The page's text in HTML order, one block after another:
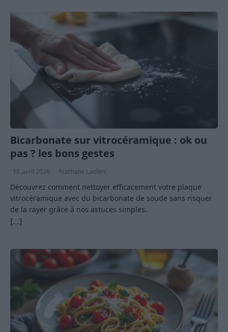
Bicarbonate sur vitrocéramique : ok ou
pas ? les bons gestes
18 avril 2026 Nathalie Leclerc
Découvrez comment nettoyer efficacement votre plaque
vitrocéramique avec du bicarbonate de soude sans risquer
de la rayer grâce à nos astuces simples.
[…]